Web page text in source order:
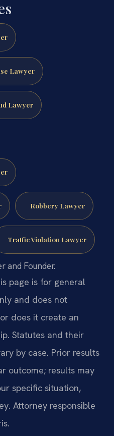
Lawyer
Lawyer
Robbery Lawyer
Traffic Violation Lawyer
and Founder.
page is for general
and does not
does it create an
Statutes and their
by case. Prior results
outcome; results may
specific situation,
Attorney responsible